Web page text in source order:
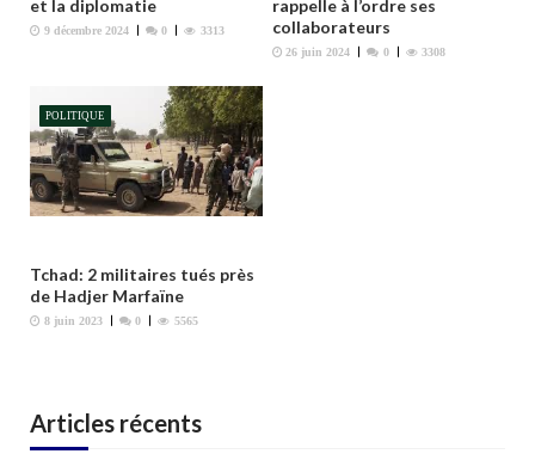
i
e
et la diplomatie
9 décembre 2024 0 3313
rappelle à l’ordre ses
collaborateurs
26 juin 2024 0 3308
POLITIQUE
Tchad: 2 militaires tués près
de Hadjer Marfaïne
8 juin 2023 0 5565
Articles récents